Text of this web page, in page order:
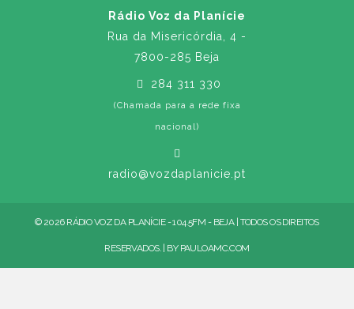
Rádio Voz da Planície
Rua da Misericórdia, 4 -
7800-285 Beja
284 311 330
(Chamada para a rede fixa
nacional)
radio@vozdaplanicie.pt
© 2026 RÁDIO VOZ DA PLANÍCIE - 104.5FM - BEJA | TODOS OS DIREITOS
RESERVADOS. | BY PAULOAMC.COM